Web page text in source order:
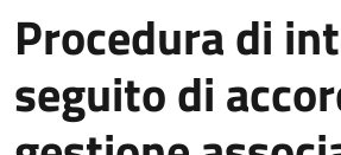
Procedura di
seguito di